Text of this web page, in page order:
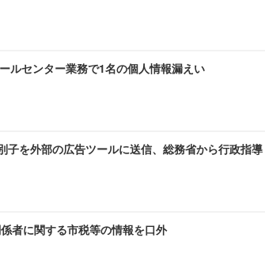
ルセンター業務で1名の個人情報漏えい
子を外部の広告ツールに送信、総務省から行政指導
者に関する市税等の情報を口外